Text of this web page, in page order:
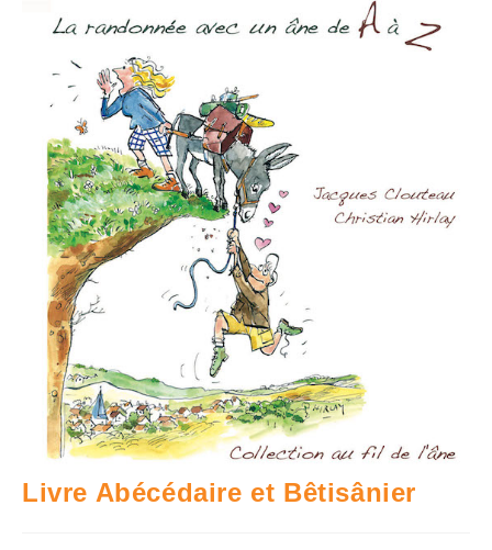
Livre Abécédaire et Bêtisânier